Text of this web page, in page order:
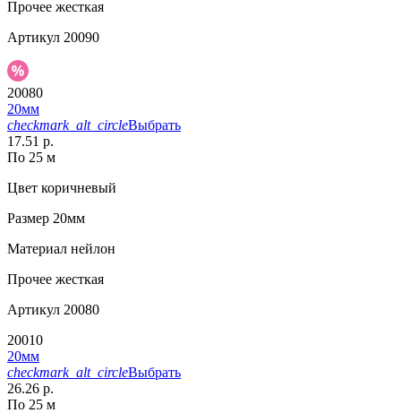
Прочее жесткая
Артикул 20090
20080
20мм
checkmark_alt_circleВыбрать
17.51 р.
По 25 м
Цвет коричневый
Размер 20мм
Материал нейлон
Прочее жесткая
Артикул 20080
20010
20мм
checkmark_alt_circleВыбрать
26.26 р.
По 25 м